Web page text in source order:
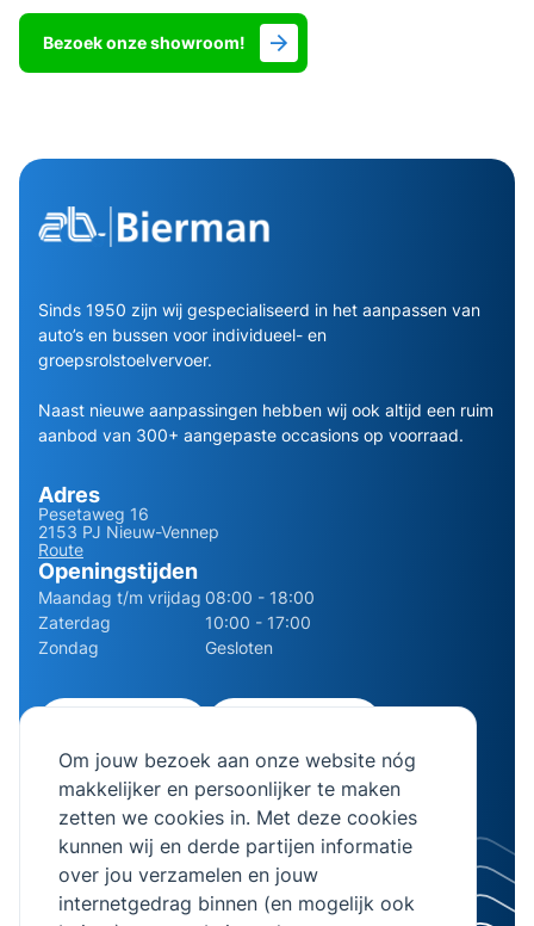
Om jouw bezoek aan onze website nóg
makkelijker en persoonlijker te maken
zetten we cookies in. Met deze cookies
kunnen wij en derde partijen informatie
over jou verzamelen en jouw
internetgedrag binnen (en mogelijk ook
Bezoek onze showroom!
Sinds 1950 zijn wij gespecialiseerd in het aanpassen van
auto’s en bussen voor individueel- en
groepsrolstoelvervoer.
Naast nieuwe aanpassingen hebben wij ook altijd een ruim
aanbod van 300+ aangepaste occasions op voorraad.
Adres
Pesetaweg 16
2153 PJ Nieuw-Vennep
Route
Openingstijden
Maandag t/m vrijdag 08:00 - 18:00
Zaterdag
10:00 - 17:00
Zondag
Gesloten
info@bierman.eu